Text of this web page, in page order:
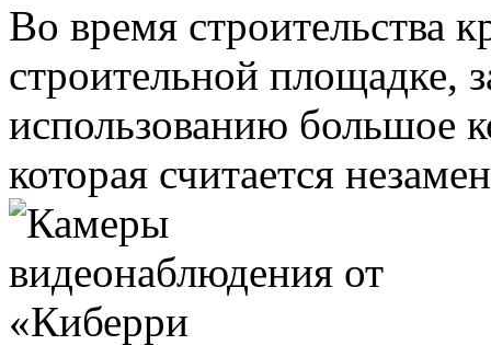
Во время строительства
строительной площадке,
использованию большое
которая считается